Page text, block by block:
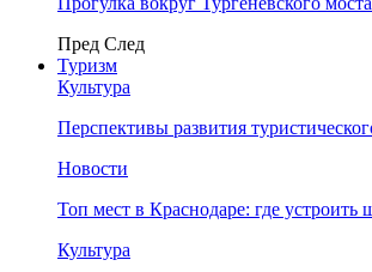
Пред След
Туризм
Культура
Перспективы развития
Новости
Топ мест в Краснодаре: где
Культура